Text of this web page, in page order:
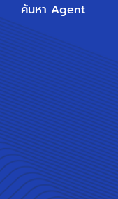
ค้นหา Agent